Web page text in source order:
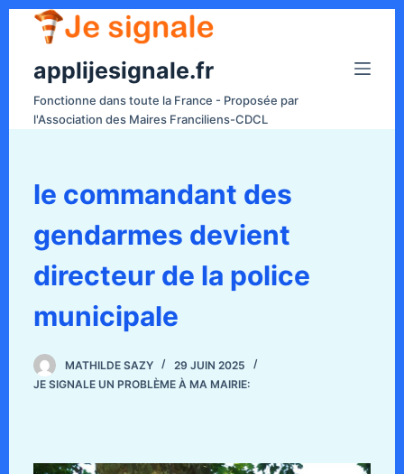
applijesignale.fr
Fonctionne dans toute la France - Proposée par
l'Association des Maires Franciliens-CDCL
le commandant des
gendarmes devient
directeur de la police
municipale
MATHILDE SAZY
29 JUIN 2025
JE SIGNALE UN PROBLÈME À MA MAIRIE: